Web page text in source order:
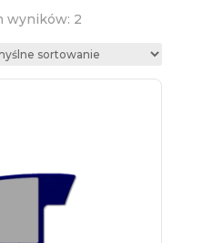
wyników: 2